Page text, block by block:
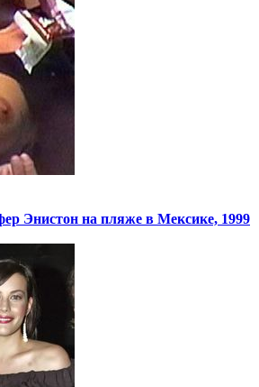
Энистон на пляже в Мексике, 1999